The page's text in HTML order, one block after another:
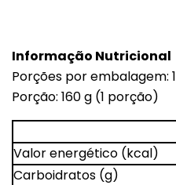
Informação Nutricional
Porções por embalagem: 1
Porção: 160 g (1 porção)
Valor energético (kcal)
Carboidratos (g)